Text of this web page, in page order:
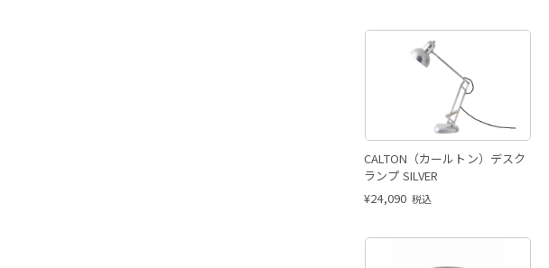
CALTON（カールトン）デスク
ランプ SILVER
¥24,090 税込